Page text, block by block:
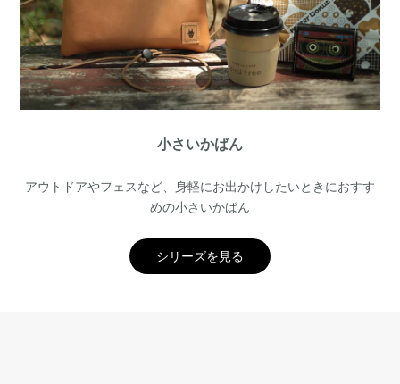
小さいかばん
アウトドアやフェスなど、身軽にお出かけしたいときにおすす
めの小さいかばん
シリーズを見る